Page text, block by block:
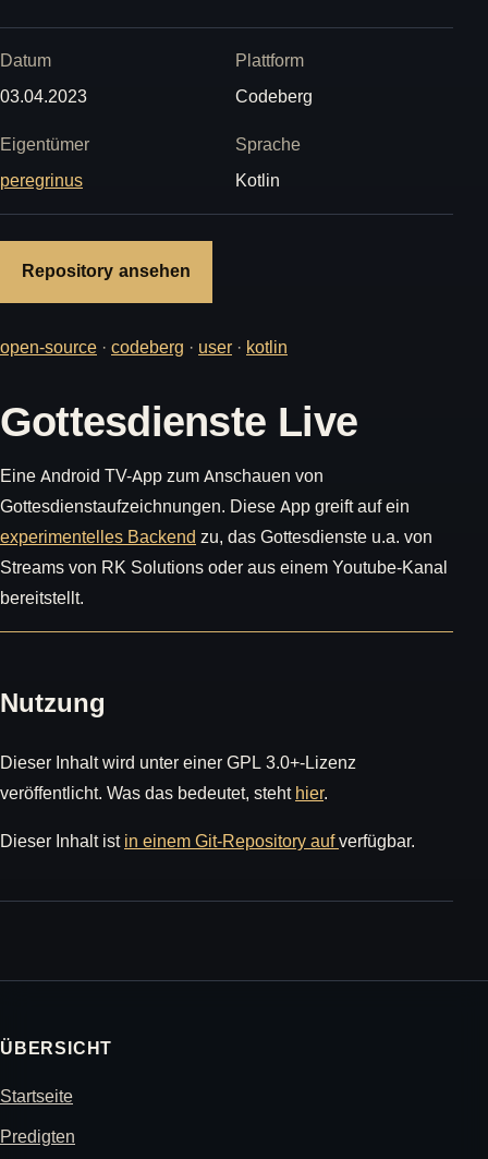
Datum
03.04.2023
Plattform
Codeberg
Eigentümer
peregrinus
Sprache
Kotlin
Repository ansehen
open-source · codeberg · user · kotlin
Gottesdienste Live
Eine Android TV-App zum Anschauen von
Gottesdienstaufzeichnungen. Diese App greift auf ein
experimentelles Backend zu, das Gottesdienste u.a. von
Streams von RK Solutions oder aus einem Youtube-Kanal
bereitstellt.
Nutzung
Dieser Inhalt wird unter einer GPL 3.0+-Lizenz
veröffentlicht. Was das bedeutet, stehthier.
Dieser Inhalt istin einem Git-Repository aufverfügbar.
ÜBERSICHT
Startseite
Predigten